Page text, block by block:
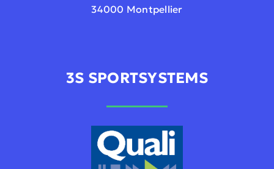
34000 Montpellier
3S SPORTSYSTEMS